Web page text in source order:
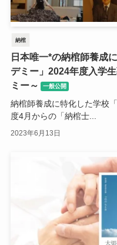
納棺
日本唯一*の納棺師養成
デミー」2024年度入学
ミー～
一般公開
納棺師養成に特化した学校
度4月からの「納棺士...
2023年6月13日